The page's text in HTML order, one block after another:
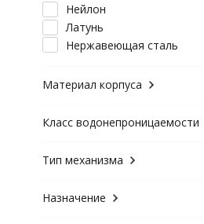
Нейлон
Латунь
Нержавеющая сталь
Материал корпуса
Класс водонепроницаемости
Тип механизма
Назначение